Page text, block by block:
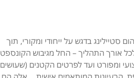
סטיילינג בדגש על ייחודי ומקורי, תוך
אורך התהליך – החל מגיבוש הקונספט
ומפורט ועד לפרטים הקטנים (שעושים